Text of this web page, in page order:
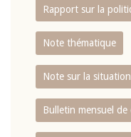
Rapport sur la
Note thématique
Note sur la
Bulletin mensuel